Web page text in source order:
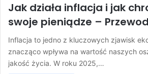
Jak działa inflacja i jak
swoje pieniądze –
Inflacja to jedno z kluczowych zjawisk
znacząco wpływa na wartość naszych
jakość życia. W roku 2025,…